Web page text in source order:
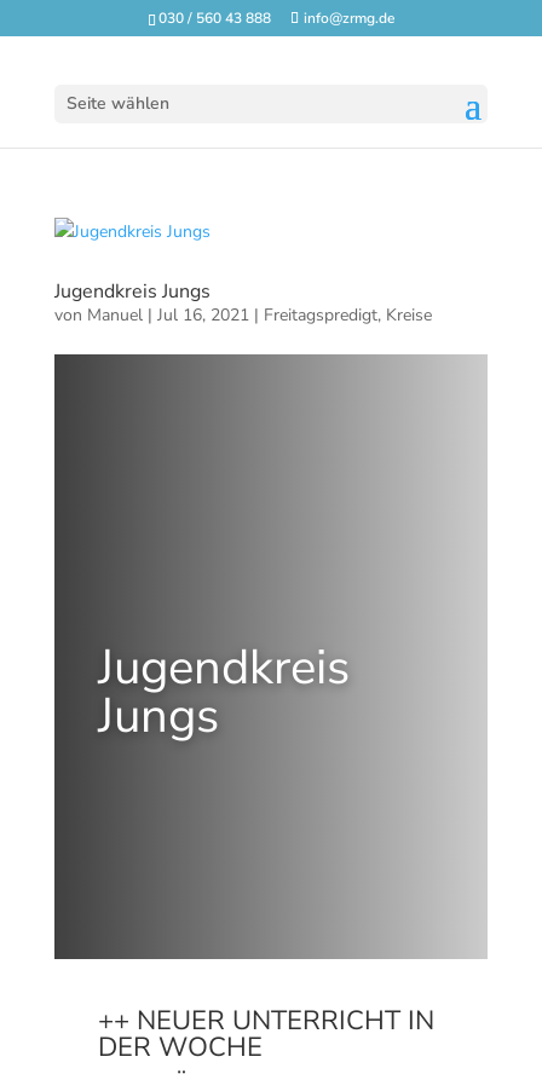
030 / 560 43 888 info@zrmg.de
Seite wählen
Jugendkreis Jungs
von Manuel| Jul 16, 2021| Freitagspredigt, Kreise
Jugendkreis
Jungs
++ NEUER UNTERRICHT IN
DER WOCHE